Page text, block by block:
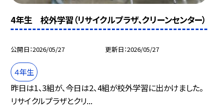
4年生 校外学習（リサイクルプラザ、クリーンセンター）
公開日 2026/05/27 更新日 2026/05/27
４年生
昨日は1、3組が、今日は2、4組が校外学習に出かけました。
リサイクルプラザとクリ...